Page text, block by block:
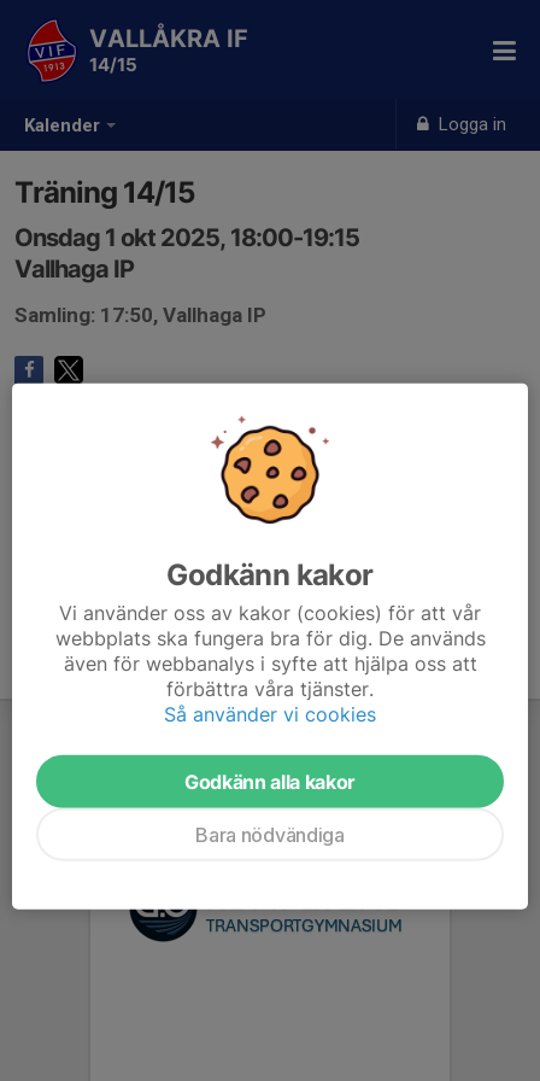
Kalender Logga in
VALLÅKRA IF
14/15
Träning 14/15
Onsdag 1 okt 2025, 18:00-19:15
Vallhaga IP
Samling: 17:50, Vallhaga IP
Godkänn kakor
Vi använder oss av kakor (cookies) för att vår
webbplats ska fungera bra för dig. De används
även för webbanalys i syfte att hjälpa oss att
förbättra våra tjänster.
Så använder vi cookies
Godkänn alla kakor
Bara nödvändiga